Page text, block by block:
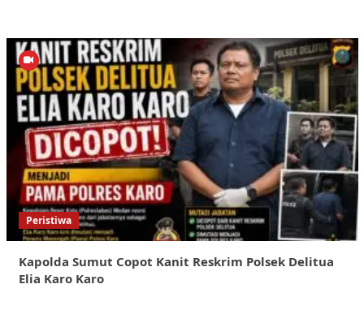
Peristiwa
Kapolda Sumut Copot Kanit Reskrim Polsek Delitua
Elia Karo Karo